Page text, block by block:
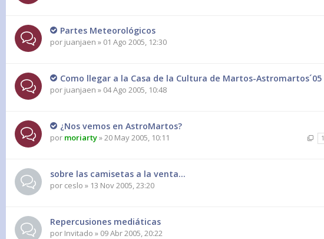
Partes Meteorológicos
por juanjaen » 01 Ago 2005, 12:30
Como llegar a la Casa de la Cultura de Martos-Astromartos´05
por juanjaen » 04 Ago 2005, 10:48
¿Nos vemos en AstroMartos?
1
por moriarty» 20 May 2005, 10:11
sobre las camisetas a la venta...
por ceslo » 13 Nov 2005, 23:20
Repercusiones mediáticas
por Invitado » 09 Abr 2005, 20:22